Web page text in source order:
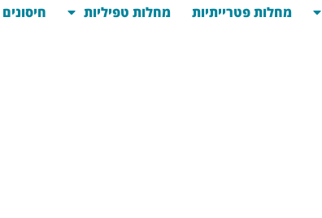
מחלות פטרייתיות מחלות טפיליות חיסונים